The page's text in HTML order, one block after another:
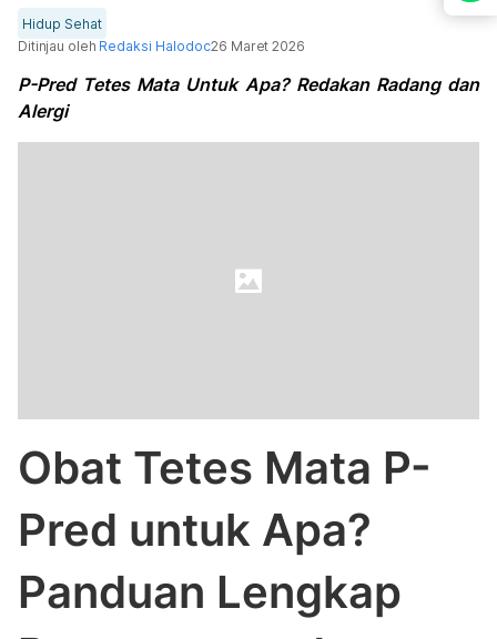
Hidup Sehat
Ditinjau oleh Redaksi Halodoc26 Maret 2026
P-Pred Tetes Mata Untuk Apa? Redakan Radang dan
Alergi
Obat Tetes Mata P-
Pred untuk Apa?
Panduan Lengkap